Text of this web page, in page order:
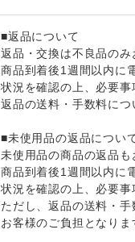
■返品について
返品・交換は不良品のみ
商品到着後1週間以内に
状況を確認の上、必要事
返品の送料・手数料につ
■未使用品の返品につい
未使用品の商品の返品も
商品到着後1週間以内に
状況を確認の上、必要事
ただし、返品の送料・手
お客様のご負担となりま